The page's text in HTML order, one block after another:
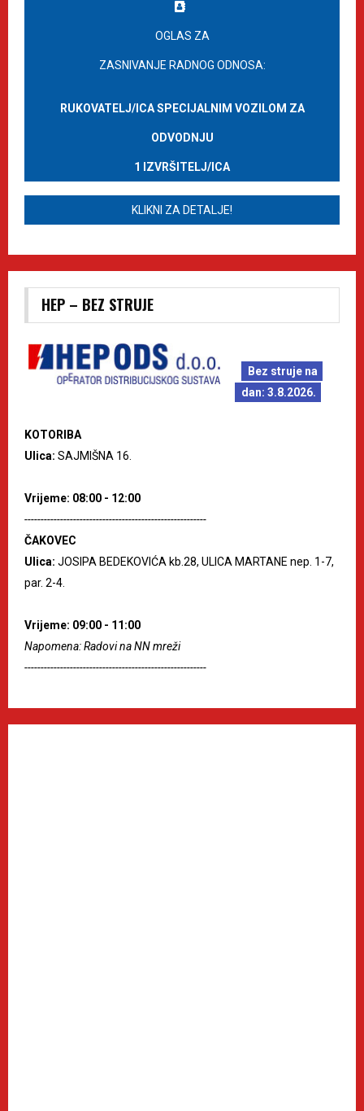
OGLAS ZA
ZASNIVANJE RADNOG ODNOSA:
RUKOVATELJ/ICA SPECIJALNIM VOZILOM ZA
ODVODNJU
1 IZVRŠITELJ/ICA
KLIKNI ZA DETALJE!
HEP – BEZ STRUJE
Bez struje na
dan: 3.8.2026.
KOTORIBA
Ulica: SAJMIŠNA 16.
Vrijeme: 08:00 - 12:00
--------------------------------------------------------
ČAKOVEC
Ulica: JOSIPA BEDEKOVIĆA kb.28, ULICA MARTANE nep. 1-7,
par. 2-4.
Vrijeme: 09:00 - 11:00
Napomena: Radovi na NN mreži
--------------------------------------------------------